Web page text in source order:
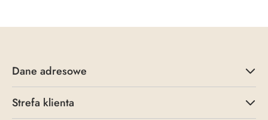
Dane adresowe
Strefa klienta